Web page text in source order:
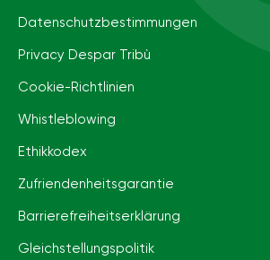
Datenschutzbestimmungen
Privacy Despar Tribù
Cookie-Richtlinien
Whistleblowing
Ethikkodex
Zufriendenheitsgarantie
Barrierefreiheits­erklärung
Gleichstellungspolitik